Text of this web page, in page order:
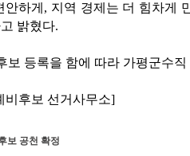
하게 , 지역 경제는 더 힘차게
밝혔다.
보 등록을 함에 따라 가평군수
비후보 선거사무소]
보 공천 확정